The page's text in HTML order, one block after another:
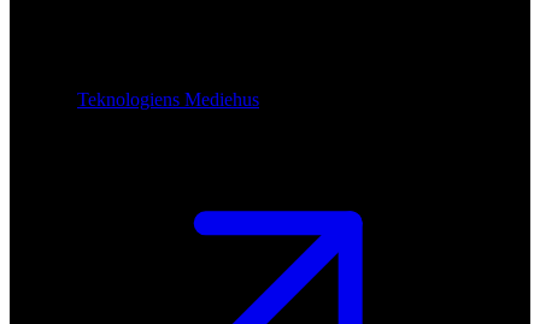
Teknologiens Mediehus